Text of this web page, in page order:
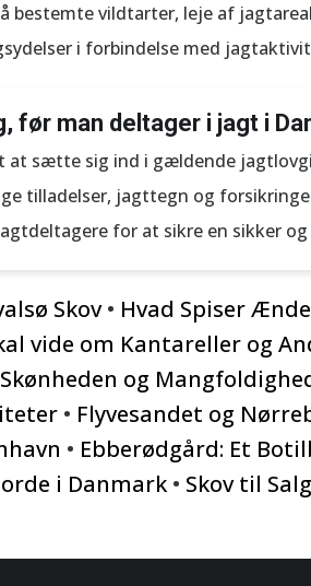
bestemte vildtarter, leje af
i forbindelse med
før man deltager i jagt i
at sætte sig ind i gældende
tilladelser, jagttegn og
for at sikre en sikker og
Skov• Hvad Spiser
vide om Kantareller og
og
• Flyvesandet og
• Ebberødgård: Et
i Danmark • Skov til